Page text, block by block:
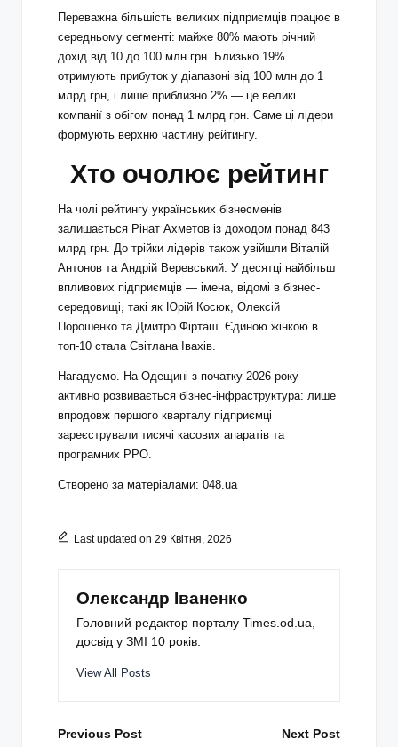
Переважна більшість великих підприємців працює в
середньому сегменті: майже 80% мають річний
дохід від 10 до 100 млн грн. Близько 19%
отримують прибуток у діапазоні від 100 млн до 1
млрд грн, і лише приблизно 2% — це великі
компанії з обігом понад 1 млрд грн. Саме ці лідери
формують верхню частину рейтингу.
Хто очолює рейтинг
На чолі рейтингу українських бізнесменів
залишається Рінат Ахметов із доходом понад 843
млрд грн. До трійки лідерів також увійшли Віталій
Антонов та Андрій Веревський. У десятці найбільш
впливових підприємців — імена, відомі в бізнес-
середовищі, такі як Юрій Косюк, Олексій
Порошенко та Дмитро Фірташ. Єдиною жінкою в
топ-10 стала Світлана Івахів.
Нагадуємо. На Одещині з початку 2026 року
активно розвивається бізнес-інфраструктура: лише
впродовж першого кварталу підприємці
зареєстрували тисячі касових апаратів та
програмних РРО.
Створено за матеріалами: 048.ua
Last updated on 29 Квітня, 2026
Олександр Іваненко
Головний редактор порталу Times.od.ua,
досвід у ЗМІ 10 років.
View All Posts
Post
Previous Post Next Post